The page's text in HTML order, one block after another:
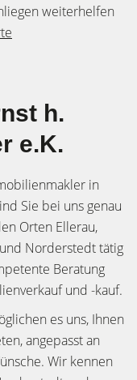
weiterhelfen
h.
e.K.
in
Sie bei uns genau
Orten Ellerau,
Norderstedt tätig
Beratung
und -kauf.
es uns, Ihnen
angepasst an
Wir kennen